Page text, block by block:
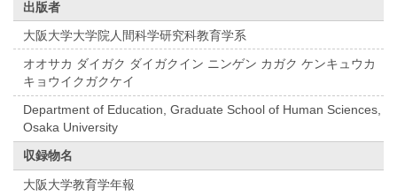
出版者
大阪大学大学院人間科学研究科教育学系
オオサカ ダイガク ダイガクイン ニンゲン カガク ケンキュウカ
キョウイクガクケイ
Department of Education, Graduate School of Human Sciences,
Osaka University
収録物名
大阪大学教育学年報